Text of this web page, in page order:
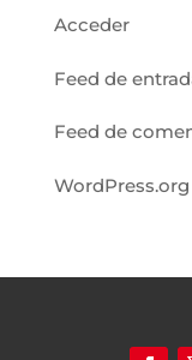
Acceder
Feed de
Feed de
WordPress.org